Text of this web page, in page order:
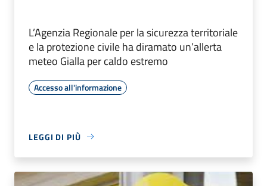
L’Agenzia Regionale per la sicurezza territoriale
e la protezione civile ha diramato un’allerta
meteo Gialla per caldo estremo
Accesso all'informazione
LEGGI DI PIÙ